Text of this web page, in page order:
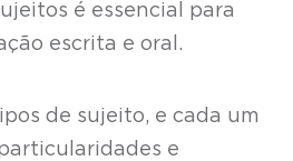
é essencial para
escrita e oral.
de sujeito, e cada um
e